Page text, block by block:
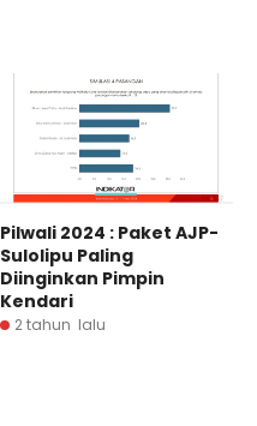
Pilwali 2024 : Paket AJP-
Sulolipu Paling
Diinginkan Pimpin
Kendari
2 tahun lalu